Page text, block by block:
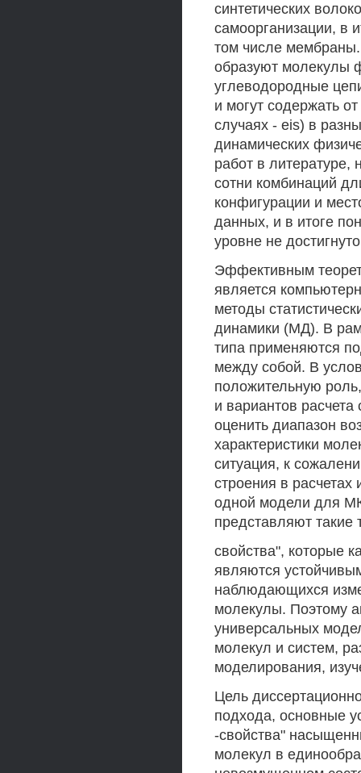
синтетических
самоорганизации, в
том числе
образуют молекулы
углеводородные
и могут содержать
случаях - eis) в
динамических
работ в литературе,
сотни комбинаций
конфигурации и
данных, и в итоге
уровне не
Эффективным
является
методы
динамики (МД). В
типа применяются
между собой. В
положительную
и вариантов
оценить диапазон
характеристики
ситуация, к
строения в расчетах
одной модели для
представляют такие
свойства", которые
являются
наблюдающихся
молекулы. Поэтому
универсальных
молекул и систем,
моделирования,
Цель
подхода, основные
-свойства"
молекул в